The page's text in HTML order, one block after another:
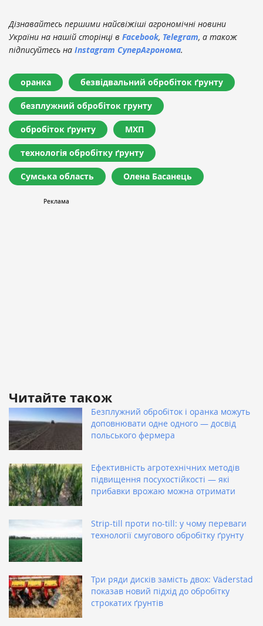
Дізнавайтесь першими найсвіжіші агрономічні новини
України на нашій сторінці в Facebook, Telegram, а також
підписуйтесь на Instagram СуперАгронома.
оранка безвідвальний обробіток ґрунту
безплужний обробіток грунту
обробіток ґрунту МХП
технологія обробітку ґрунту
Сумська область Олена Басанець
Читайте також
Безплужний обробіток і оранка можуть
доповнювати одне одного — досвід
польського фермера
Ефективність агротехнічних методів
підвищення посухостійкості — які
прибавки врожаю можна отримати
Strip-till проти no-till: у чому переваги
технології смугового обробітку ґрунту
Три ряди дисків замість двох: Väderstad
показав новий підхід до обробітку
строкатих ґрунтів